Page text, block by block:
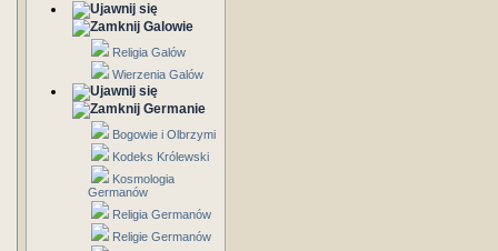
Galowie
Religia Galów
Wierzenia Galów
Germanie
Bogowie i Olbrzymi
Kodeks Królewski
Kosmologia
Germanów
Religia Germanów
Religie Germanów